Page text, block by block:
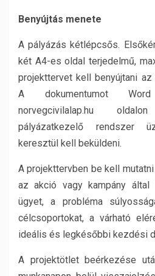
Benyújtás menete
A pályázás kétlépcsős.
két A4-es oldal terjedelmű,
projekttervet kell benyújtani az
A dokumentumot
norvegcivilalap.hu
pályázatkezelő rendszer
keresztül kell beküldeni.
A projekttervben be kell
az akció vagy kampány által
ügyet, a probléma
célcsoportokat, a várható
ideális és legkésőbbi kezdési
A projektötlet beérkezése